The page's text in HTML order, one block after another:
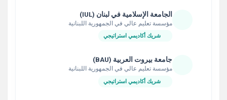
الجامعة الإسلامية في لبنان (IUL)
مؤسسة تعليم عالي في الجمهورية اللبنانية
شريك أكاديمي استراتيجي
جامعة بيروت العربية (BAU)
مؤسسة تعليم عالي في الجمهورية اللبنانية
شريك أكاديمي استراتيجي